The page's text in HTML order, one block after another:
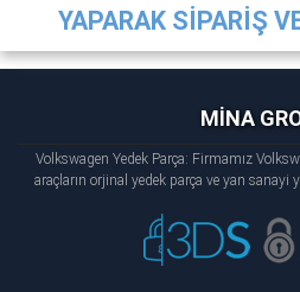
YAPARAK SİPARİŞ
MİNA
Volkswagen Yedek Parça: Firmamız
araçların orjinal yedek parça ve yan sanayi